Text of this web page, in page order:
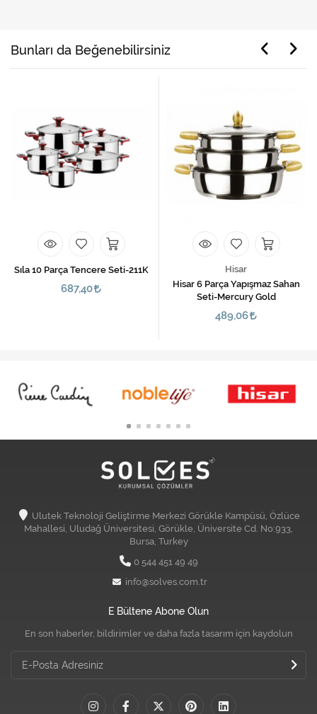
Bunları da Beğenebilirsiniz
Sıla 10 Parça Tencere Seti-211K
687,40
Hisar
Hisar 6 Parça Yapışmaz Sahan
Seti-Mercury Gold
489,06
Ulutek Teknoloji Geliştirme Merkezi Görükle Kampüsü, Özlüce
Mahallesi, Uludağ Üniversitesi, Görükle, Üniversite Cd. No:933,
Bursa, Turkey
0 544 451 49 49
info@solves.com.tr
E Bültene Abone Olun
En son haberler, bildirimler ve daha fazla tasarım için kaydolun